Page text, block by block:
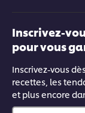
Inscrivez-
pour vous
Inscrivez-vous
recettes, les
et plus encore